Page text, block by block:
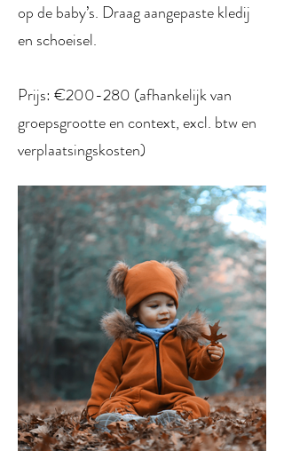
op de baby’s. Draag aangepaste kledij
en schoeisel.
Prijs: €200-280 (afhankelijk van
groepsgrootte en context, excl. btw en
verplaatsingskosten)